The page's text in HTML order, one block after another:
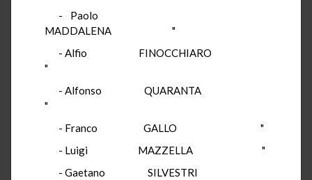
- Paolo
MADDALENA "
- Alfio FINOCCHIARO
"
- Alfonso QUARANTA
"
- Franco GALLO "
- Luigi MAZZELLA "
- Gaetano SILVESTRI